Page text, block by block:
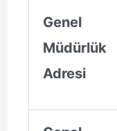
Genel
Müdürlük
Adresi